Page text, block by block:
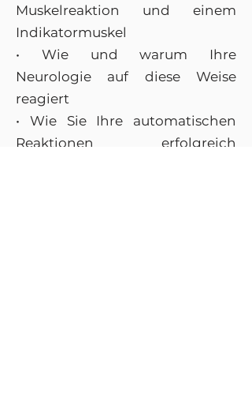
Muskelreaktion und einem
Indikatormuskel
• Wie und warum Ihre
Neurologie auf diese Weise
reagiert
• Wie Sie Ihre automatischen
Reaktionen erfolgreich